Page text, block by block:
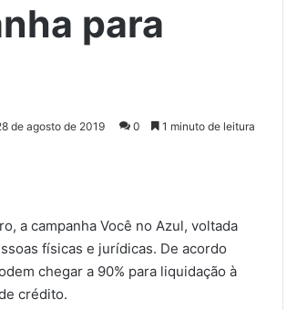
para
de agosto de 2019 0 1 minuto de leitura
a campanha Você no Azul, voltada
físicas e jurídicas. De acordo
chegar a 90% para liquidação à
crédito.